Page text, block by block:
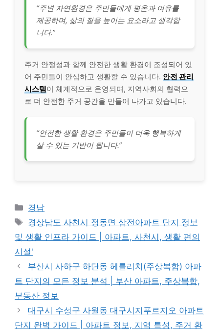
“주변 자연환경은 주민들에게 평온과 여유를
제공하며, 삶의 질을 높이는 요소라고 생각합
니다.”
주거 안정성과 함께 안전한 생활 환경이 조성되어 있
어 주민들이 안심하고 생활할 수 있습니다. 안전 관리
시스템이 체계적으로 운영되며, 지역사회의 협력으
로 더 안전한 주거 공간을 만들어 나가고 있습니다.
“안전한 생활 환경은 주민들이 더욱 행복하게
살 수 있는 기반이 됩니다.”
Categories
경남
Tags
경상남도 사천시 정동면 삼전아파트 단지 정보
및 생활 인프라 가이드 | 아파트, 사천시, 생활 편의
시설'
부산시 사하구 하단동 헤를리치(주상복합) 아파
트 단지의 모든 정보 분석 | 부산 아파트, 주상복합,
부동산 정보
대구시 수성구 사월동 대구시지푸르지오 아파트
단지 완벽 가이드 | 아파트 정보, 지역 특성, 주거 환